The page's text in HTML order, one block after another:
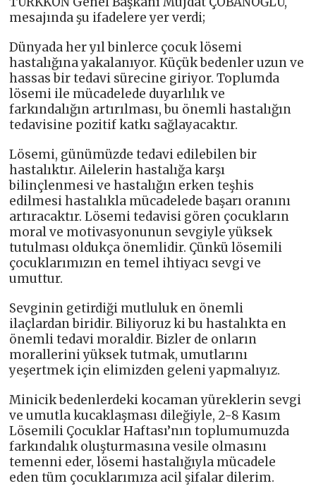
mesajında şu ifadelere yer verdi;
Dünyada her yıl binlerce çocuk lösemi
hastalığına yakalanıyor. Küçük bedenler uzun ve
hassas bir tedavi sürecine giriyor. Toplumda
lösemi ile mücadelede duyarlılık ve
farkındalığın artırılması, bu önemli hastalığın
tedavisine pozitif katkı sağlayacaktır.
Lösemi, günümüzde tedavi edilebilen bir
hastalıktır. Ailelerin hastalığa karşı
bilinçlenmesi ve hastalığın erken teşhis
edilmesi hastalıkla mücadelede başarı oranını
artıracaktır. Lösemi tedavisi gören çocukların
moral ve motivasyonunun sevgiyle yüksek
tutulması oldukça önemlidir. Çünkü lösemili
çocuklarımızın en temel ihtiyacı sevgi ve
umuttur.
Sevginin getirdiği mutluluk en önemli
ilaçlardan biridir. Biliyoruz ki bu hastalıkta en
önemli tedavi moraldir. Bizler de onların
morallerini yüksek tutmak, umutlarını
yeşertmek için elimizden geleni yapmalıyız.
Minicik bedenlerdeki kocaman yüreklerin sevgi
ve umutla kucaklaşması dileğiyle, 2-8 Kasım
Lösemili Çocuklar Haftası’nın toplumumuzda
farkındalık oluşturmasına vesile olmasını
temenni eder, lösemi hastalığıyla mücadele
eden tüm çocuklarımıza acil şifalar dilerim.